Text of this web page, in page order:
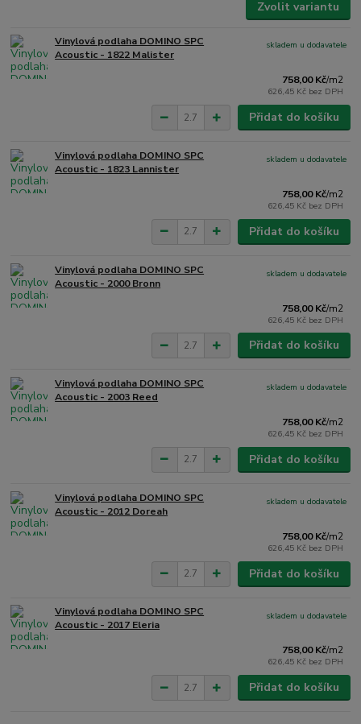
Zvolit variantu
Vinylová podlaha DOMINO SPC
Acoustic - 1822 Malister
758,00 Kč/m2
626,45 Kč bez DPH
skladem u dodavatele
Přidat do košíku
Vinylová podlaha DOMINO SPC
Acoustic - 1823 Lannister
758,00 Kč/m2
626,45 Kč bez DPH
skladem u dodavatele
Přidat do košíku
Vinylová podlaha DOMINO SPC
Acoustic - 2000 Bronn
758,00 Kč/m2
626,45 Kč bez DPH
skladem u dodavatele
Přidat do košíku
Vinylová podlaha DOMINO SPC
Acoustic - 2003 Reed
758,00 Kč/m2
626,45 Kč bez DPH
skladem u dodavatele
Přidat do košíku
Vinylová podlaha DOMINO SPC
Acoustic - 2012 Doreah
758,00 Kč/m2
626,45 Kč bez DPH
skladem u dodavatele
Přidat do košíku
Vinylová podlaha DOMINO SPC
Acoustic - 2017 Eleria
758,00 Kč/m2
626,45 Kč bez DPH
skladem u dodavatele
Přidat do košíku